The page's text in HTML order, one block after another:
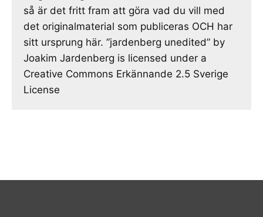
så är det fritt fram att göra vad du vill med
det originalmaterial som publiceras OCH har
sitt ursprung här. ”jardenberg unedited” by
Joakim Jardenberg is licensed under a
Creative Commons Erkännande 2.5 Sverige
License